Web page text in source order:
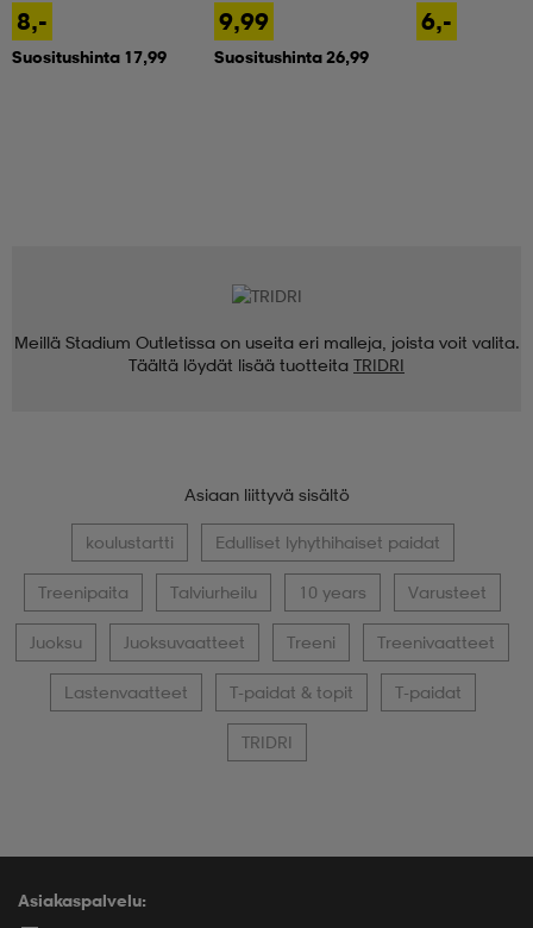
8,-
Suositushinta 17,99
9,99
Suositushinta 26,99
6,-
Meillä Stadium Outletissa on useita eri malleja, joista voit valita.
Täältä löydät lisää tuotteita TRIDRI
Asiaan liittyvä sisältö
koulustartti Edulliset lyhythihaiset paidat
Treenipaita Talviurheilu 10 years Varusteet
Juoksu Juoksuvaatteet Treeni Treenivaatteet
Lastenvaatteet T-paidat & topit T-paidat
TRIDRI
Asiakaspalvelu: